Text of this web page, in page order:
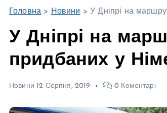
Головна > Новини > У Дніпрі на
У Дніпрі на
придбаних у
Новини 12 Серпня, 2019 0 Коментарі